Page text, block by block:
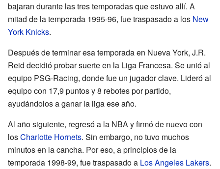
bajaran durante las tres temporadas que estuvo allí. A
mitad de la temporada 1995-96, fue traspasado a los New
York Knicks.
Después de terminar esa temporada en Nueva York, J.R.
Reid decidió probar suerte en la Liga Francesa. Se unió al
equipo PSG-Racing, donde fue un jugador clave. Lideró al
equipo con 17,9 puntos y 8 rebotes por partido,
ayudándolos a ganar la liga ese año.
Al año siguiente, regresó a la NBA y firmó de nuevo con
losCharlotte Hornets. Sin embargo, no tuvo muchos
minutos en la cancha. Por eso, a principios de la
temporada 1998-99, fue traspasado a Los Angeles Lakers.